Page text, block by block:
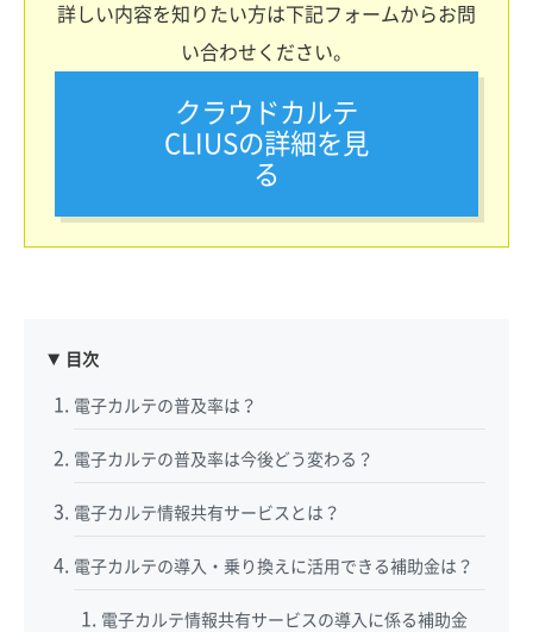
詳しい内容を知りたい方は下記フォームからお問
い合わせください。
クラウドカルテ
CLIUSの詳細を見
る
目次
電子カルテの普及率は？
電子カルテの普及率は今後どう変わる？
電子カルテ情報共有サービスとは？
電子カルテの導入・乗り換えに活用できる補助金は？
電子カルテ情報共有サービスの導入に係る補助金